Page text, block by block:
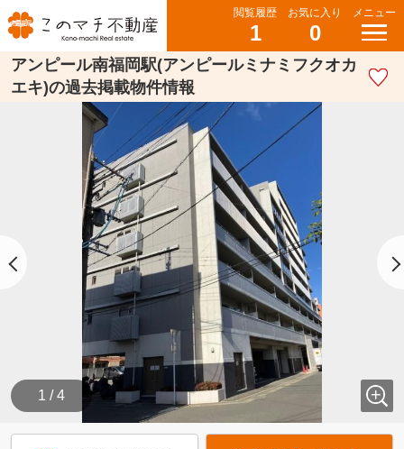
閲覧履歴
1
お気に入り
0
メニュー
アンピール南福岡駅(アンピールミナミフクオカ
エキ)の過去掲載物件情報
1 / 4